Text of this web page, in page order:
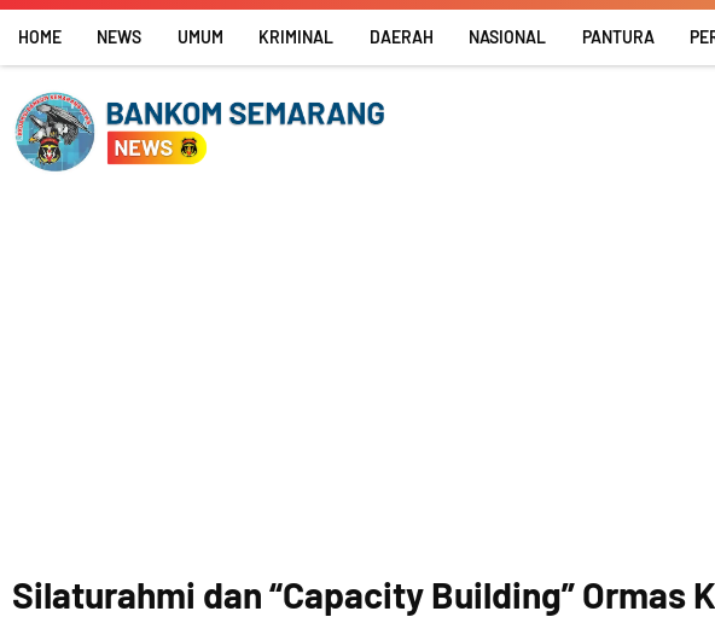
Skip
content
HOME NEWS UMUM KRIMINAL DAERAH NASIONAL PANTURA
Silaturahmi dan “Capacity Building” Ormas